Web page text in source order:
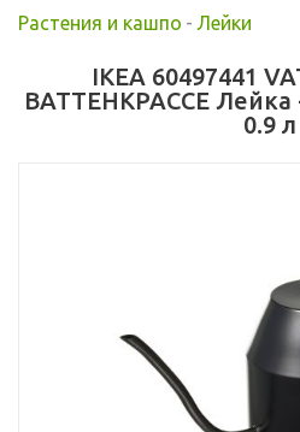
Растения и кашпо - Лейки
IKEA 60497441
ВАТТЕНКРАССЕ Лейка
0.9 л